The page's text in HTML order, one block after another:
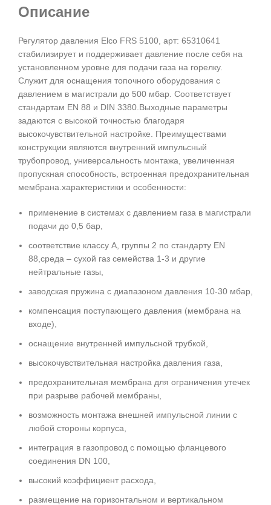
Описание
Регулятор давления Elco FRS 5100, арт: 65310641
стабилизирует и поддерживает давление после себя на
установленном уровне для подачи газа на горелку.
Служит для оснащения топочного оборудования с
давлением в магистрали до 500 мбар. Соответствует
стандартам EN 88 и DIN 3380.Выходные параметры
задаются с высокой точностью благодаря
высокочувствительной настройке. Преимуществами
конструкции являются внутренний импульсный
трубопровод, универсальность монтажа, увеличенная
пропускная способность, встроенная предохранительная
мембрана.характеристики и особенности:
применение в системах с давлением газа в магистрали
подачи до 0,5 бар,
соответствие классу А, группы 2 по стандарту EN
88,среда – сухой газ семейства 1-3 и другие
нейтральные газы,
заводская пружина с диапазоном давления 10-30 мбар,
компенсация поступающего давления (мембрана на
входе),
оснащение внутренней импульсной трубкой,
высокочувствительная настройка давления газа,
предохранительная мембрана для ограничения утечек
при разрыве рабочей мембраны,
возможность монтажа внешней импульсной линии с
любой стороны корпуса,
интеграция в газопровод с помощью фланцевого
соединения DN 100,
высокий коэффициент расхода,
размещение на горизонтальном и вертикальном